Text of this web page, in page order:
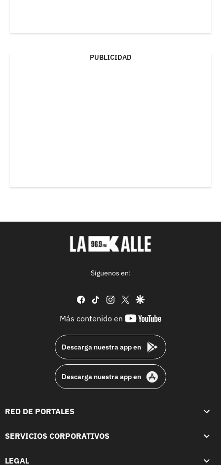
PUBLICIDAD
Síguenos en:
facebook
tiktok instagram
twittergoogle
Más contenido en
youtube-
Descarga nuestra app en
Descarga nuestra app en
RED DE PORTALES
SERVICIOS CORPORATIVOS
LEGAL